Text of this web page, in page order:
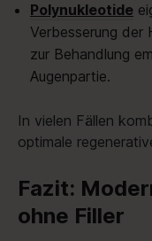
Polynukleotide
Verbesserung der
zur Behandlung
Augenpartie.
In vielen Fällen
optimale
Fazit:
ohne Filler